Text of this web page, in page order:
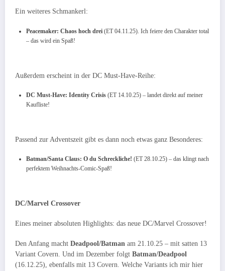
Ein weiteres Schmankerl:
Peacemaker: Chaos hoch drei (ET 04.11.25). Ich feiere den Charakter total
– das wird ein Spaß!
Außerdem erscheint in der DC Must-Have-Reihe:
DC Must-Have: Identity Crisis (ET 14.10.25) – landet direkt auf meiner
Kaufliste!
Passend zur Adventszeit gibt es dann noch etwas ganz Besonderes:
Batman/Santa Claus: O du Schreckliche! (ET 28.10.25) – das klingt nach
perfektem Weihnachts-Comic-Spaß!
DC/Marvel Crossover
Eines meiner absoluten Highlights: das neue DC/Marvel Crossover!
Den Anfang macht Deadpool/Batman am 21.10.25 – mit satten 13
Variant Covern. Und im Dezember folgt Batman/Deadpool
(16.12.25), ebenfalls mit 13 Covern. Welche Variants ich mir hier